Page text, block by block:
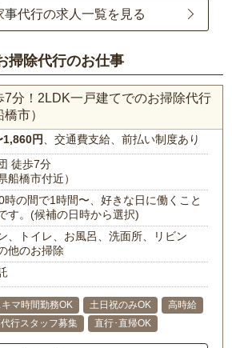
事代行の求人一覧を見る
掃除代行のお仕事
7分！2LDK一戸建てでのお掃除代行
市）
1,860円 、交通費支給、前払い制度あり
徒歩7分
船橋市付近）
時の間で1時間〜、好きな日に働くこと
す。(候補の日時から選択)
、トイレ、お風呂、洗面所、リビン
他のお掃除
キマ時間勤務OK 土日祝のみOK
高時給
行スタッフ募集 直行･直帰OK